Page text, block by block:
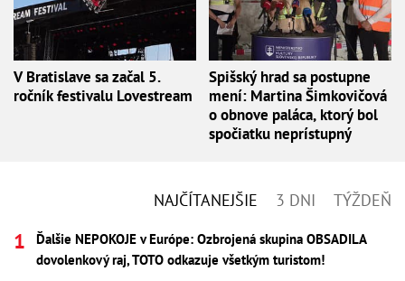
V Bratislave sa začal 5.
ročník festivalu Lovestream
Spišský hrad sa postupne
mení: Martina Šimkovičová
o obnove paláca, ktorý bol
spočiatku neprístupný
NAJČÍTANEJŠIE 3 DNI TÝŽDEŇ
Ďalšie NEPOKOJE v Európe: Ozbrojená skupina OBSADILA
dovolenkový raj, TOTO odkazuje všetkým turistom!